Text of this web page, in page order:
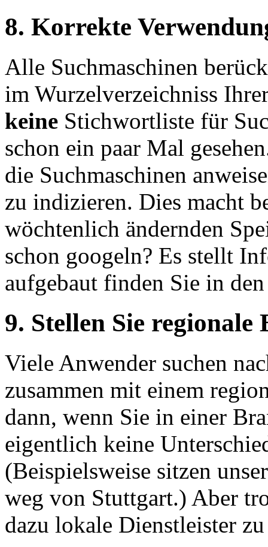
8. Korrekte
Alle Suchmaschinen
im Wurzelverzeichniss
keine Stichwortliste für
schon ein paar Mal
die Suchmaschinen
zu indizieren. Dies macht
wöchtenlich ändernden
schon googeln? Es stellt
aufgebaut finden Sie in
9. Stellen Sie regionale
Viele Anwender suchen
zusammen mit einem
dann, wenn Sie in einer
eigentlich keine
(Beispielsweise sitzen
weg von Stuttgart.) Aber
dazu lokale Dienstleister